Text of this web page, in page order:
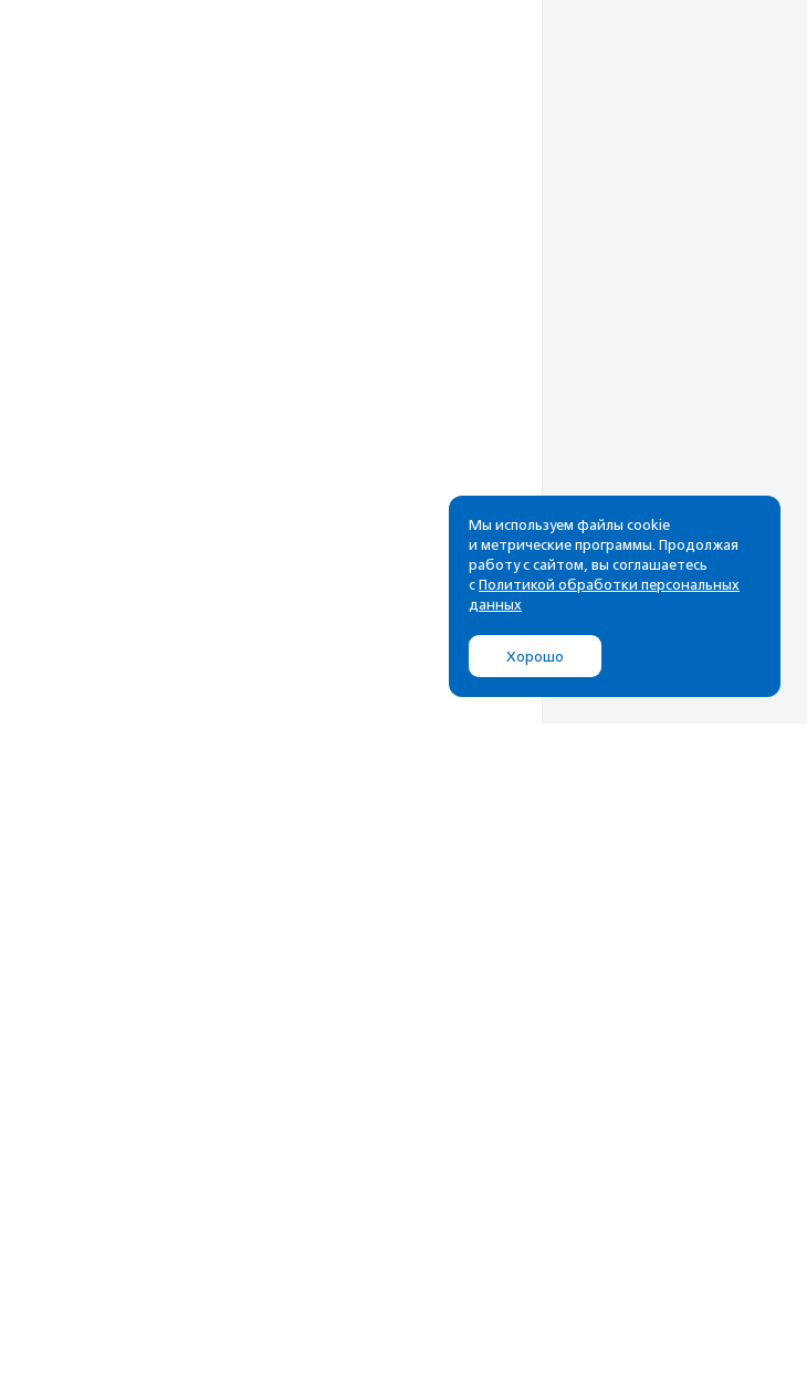
Рассылка
Cамые свежие новости,
почтовом ящике
Мы используем файлы cookie
и метрические программы. Продолжая
работу с сайтом, вы соглашаетесь
с Политикой обработки персональных
данных
Хорошо